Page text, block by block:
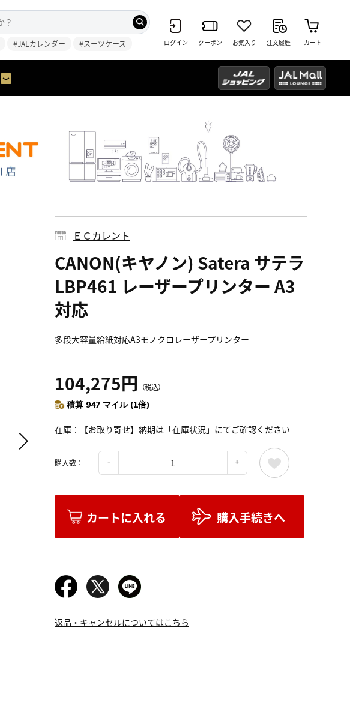
#JALカレンダー #スーツケース ログイン クーポン お気入り 注文履歴 カート
ＥＣカレント
CANON(キヤノン) Satera サテラ
LBP461 レーザープリンター A3
対応
多段大容量給紙対応A3モノクロレーザープリンター
104,275円 （税込）
積算 947 マイル (1倍)
在庫 【お取り寄せ】納期は「在庫状況」にてご確認ください
購入数：
カートに入れる 購入手続きへ
返品・キャンセルについてはこちら